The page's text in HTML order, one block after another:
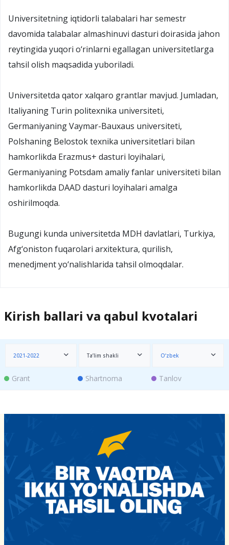
Universitetning iqtidorli talabalari har semestr
davomida talabalar almashinuvi dasturi doirasida jahon
reytingida yuqori o‘rinlarni egallagan universitetlarga
tahsil olish maqsadida yuboriladi.
Universitetda qator xalqaro grantlar mavjud. Jumladan,
Italiyaning Turin politexnika universiteti,
Germaniyaning Vaymar-Bauxaus universiteti,
Polshaning Belostok texnika universitetlari bilan
hamkorlikda Erazmus+ dasturi loyihalari,
Germaniyaning Potsdam amaliy fanlar universiteti bilan
hamkorlikda DAAD dasturi loyihalari amalga
oshirilmoqda.
Bugungi kunda universitetda MDH davlatlari, Turkiya,
Afg‘oniston fuqarolari arxitektura, qurilish,
menedjment yo‘nalishlarida tahsil olmoqdalar.
Kirish ballari va qabul kvotalari
2021-2022 Ta’lim shakli O‘zbek
Grant Shartnoma Tanlov